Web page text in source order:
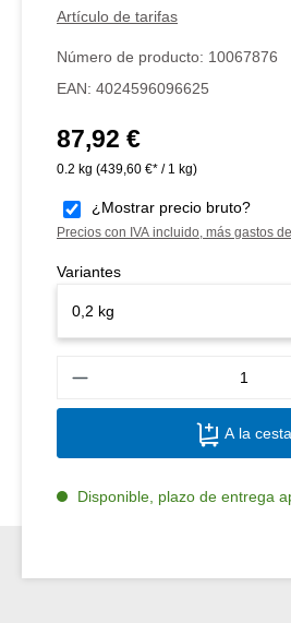
Artículo de tarifas
Número de producto: 10067876
EAN: 4024596096625
Precio normal:
87,92 €
0.2 kg (439,60 €* / 1 kg)
¿Mostrar precio bruto?
Precios con IVA incluido, más gastos
Variantes
A la cesta
Disponible, plazo de entrega